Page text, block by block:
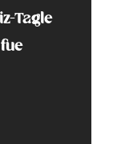
Tagle